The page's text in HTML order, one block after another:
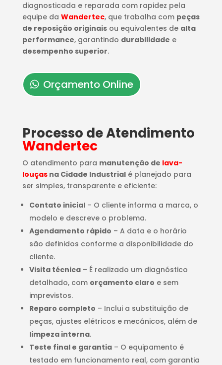
diagnosticada e reparada com rapidez pela
equipe da Wandertec, que trabalha com peças
de reposição originaisou equivalentes de alta
performance, garantindo durabilidade e
desempenho superior.
Orçamento Online
Processo de Atendimento
Wandertec
O atendimento para manutenção de lava-
louçasna Cidade Industrialé planejado para
ser simples, transparente e eficiente:
Contato inicial– O cliente informa a marca, o
modelo e descreve o problema.
Agendamento rápido – A data e o horário
são definidos conforme a disponibilidade do
cliente.
Visita técnica– É realizado um diagnóstico
detalhado, com orçamento claro e sem
imprevistos.
Reparo completo – Inclui a substituição de
peças, ajustes elétricos e mecânicos, além de
limpeza interna.
Teste final e garantia– O equipamento é
testado em funcionamento real, com garantia